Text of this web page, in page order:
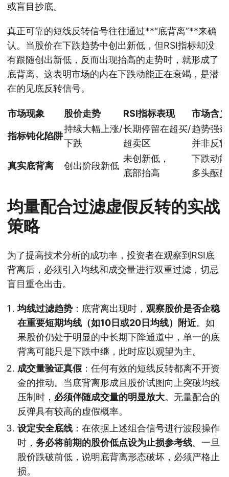
或盲目抄底。
真正可靠的短线反转信号往往通过**“底背离”**来确
认。当股价在下跌趋势中创出新低，但RSI指标却没
有跟随创出新低，反而出现抬高的走势时，就形成了
底背离。这表明市场的内在下跌动能正在衰竭，是潜
在的见底反转信号。
市场现象 股价走势 RSI指标表现 市场含义
指标钝化陷阱
持续大幅上涨/
下跌
长期停留在超买/
超卖区
趋势强
并非反
真实底背离 创出阶段新低
未创新低，
底部抬高
下跌动
多头酝
均量配合过滤虚假反转的实战
策略
为了提高技术分析的成功率，投资者在观察到RSI底
背离后，必须引入均线和成交量进行双重过滤，切忌
盲目重仓出击。
均线过滤趋势 ：底背离出现时， 观察股价是否企稳
在重要短期均线（如10日或20日均线）附近。如
果股价仍处于明显的中长期下降通道中，单一的底
背离可能只是下跌中继，此时应以观望为主。
成交量验证真假 ：任何有效的短线反转都离不开资
金的推动。当底背离形成且股价试图向上突破均线
压制时， 必须伴随成交量的明显放大。无量配合的
反弹具有较高的虚假概率。
设定安全底线 ：在依据上述组合信号进行波段操作
时， 务必将前期的股价低点设为止损参考线。一旦
股价跌破前低，说明底背离形态破坏，必须严格止
损。